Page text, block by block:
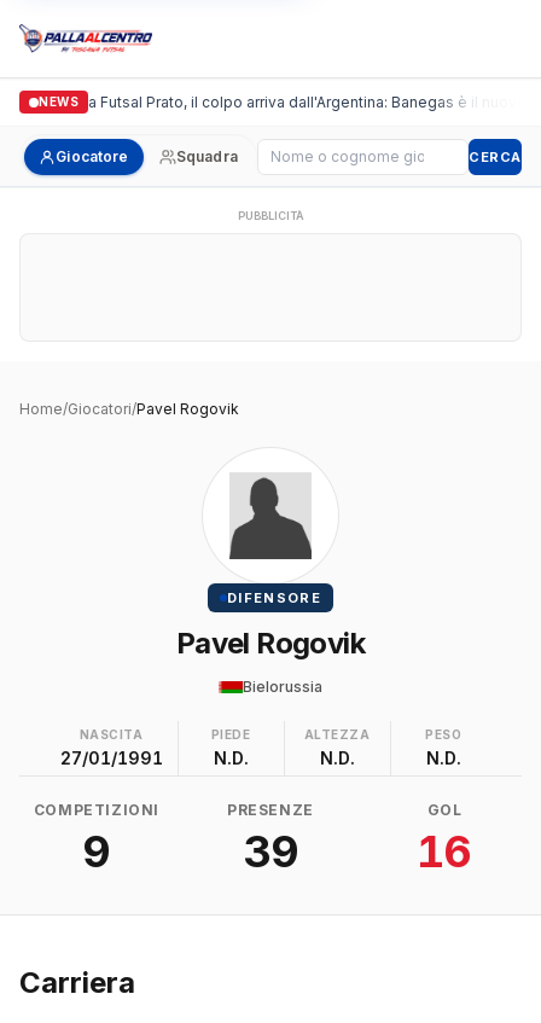
NEWS
Italgronda Futsal Prato, il colpo arriva dall'Argentina: Banegas è il nuovo
Giocatore Squadra Cerca giocatore CERCA
PUBBLICITÀ
Home/Giocatori/Pavel Rogovik
DIFENSORE
Pavel Rogovik
Bielorussia
NASCITA
27/01/1991
PIEDE
N.D.
ALTEZZA
N.D.
PESO
N.D.
COMPETIZIONI
9
PRESENZE
39
GOL
16
Carriera